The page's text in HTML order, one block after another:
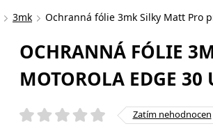
3mk Ochranná fólie 3mk Silky Matt Pro
OCHRANNÁ FÓLIE
MOTOROLA EDGE 30
Zatím nehodnocen